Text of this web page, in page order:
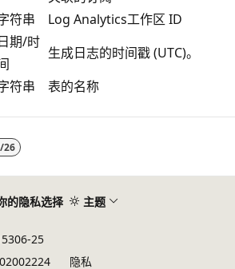
符串
Log Analytics工作区 ID
期/时
生成日志的时间戳 (UTC)。
符串
表的名称
26
的隐私选择 主题
25
隐私